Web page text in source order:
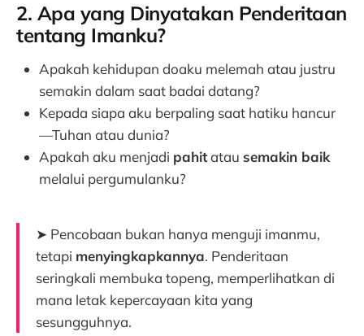
2. Apa yang Dinyatakan Penderitaan
tentang Imanku?
Apakah kehidupan doaku melemah atau justru
semakin dalam saat badai datang?
Kepada siapa aku berpaling saat hatiku hancur
—Tuhan atau dunia?
Apakah aku menjadi pahitatau semakin baik
melalui pergumulanku?
➤ Pencobaan bukan hanya menguji imanmu,
tetapi menyingkapkannya. Penderitaan
seringkali membuka topeng, memperlihatkan di
mana letak kepercayaan kita yang
sesungguhnya.